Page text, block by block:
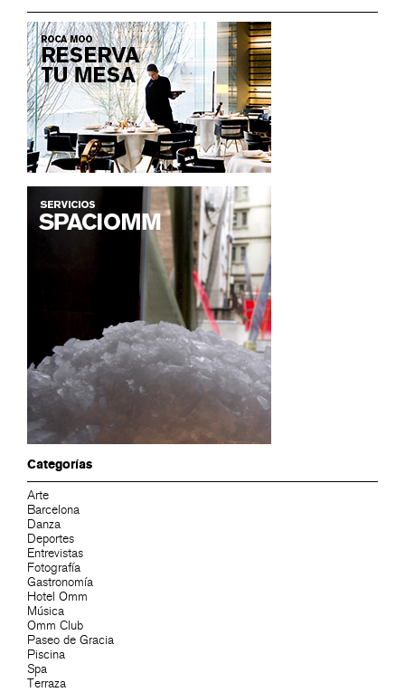
Categorías
Arte
Barcelona
Danza
Deportes
Entrevistas
Fotografía
Gastronomía
Hotel Omm
Música
Omm Club
Paseo de Gracia
Piscina
Spa
Terraza